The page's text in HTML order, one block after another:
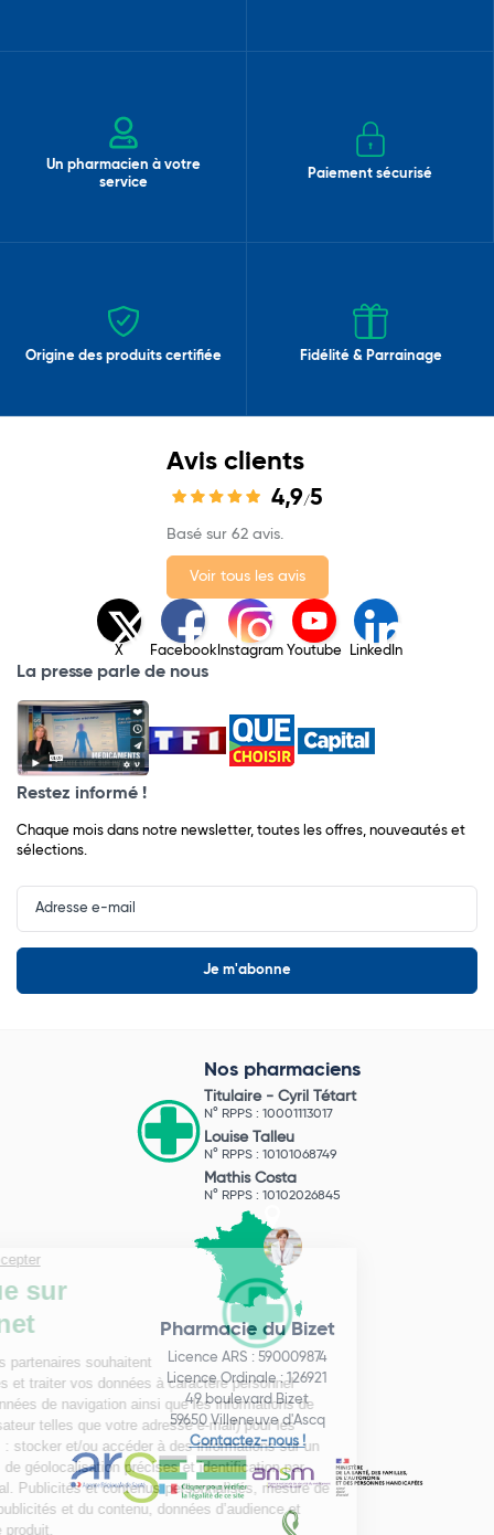
Un pharmacien à votre
service
Paiement sécurisé
Origine des produits certifiée Fidélité & Parrainage
Avis clients
4,9/5
Basé sur 62 avis.
Voir tous les avis
X Facebook Instagram Youtube LinkedIn
La presse parle de nous
Restez informé !
Chaque mois dans notre newsletter, toutes les offres, nouveautés et
sélections.
Input
Newsletter
Nos pharmaciens
Titulaire - Cyril Tétart
N° RPPS : 10001113017
Louise Talleu
N° RPPS : 10101068749
Mathis Costa
N° RPPS : 10102026845
Pharmacie du Bizet
Licence ARS : 590009874
Licence Ordinale : 126921
49 boulevard Bizet
59650 Villeneuve d'Ascq
Contactez-nous !